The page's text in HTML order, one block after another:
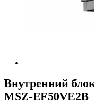
Внутренний
MSZ-EF50VE2B